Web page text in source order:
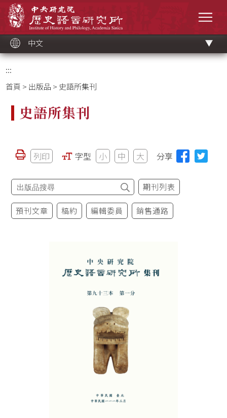
中文
:::
首頁 > 出版品 > 史語所集刊
史語所集刊
列印 字型 小 中 大 分享
期刊列表
預刊文章 稿約 編輯委員 銷售通路